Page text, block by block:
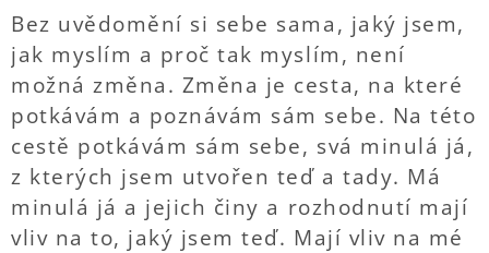
Bez uvědomění si sebe sama, jaký jsem,
jak myslím a proč tak myslím, není
možná změna. Změna je cesta, na které
potkávám a poznávám sám sebe. Na této
cestě potkávám sám sebe, svá minulá já,
z kterých jsem utvořen teď a tady. Má
minulá já a jejich činy a rozhodnutí mají
vliv na to, jaký jsem teď. Mají vliv na mé